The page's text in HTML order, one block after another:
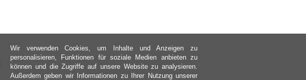
Wir verwenden Cookies, um Inhalte und Anzeigen zu
personalisieren, Funktionen für soziale Medien anbieten zu
können und die Zugriffe auf unsere Website zu analysieren.
Außerdem geben wir Informationen zu Ihrer Nutzung unserer